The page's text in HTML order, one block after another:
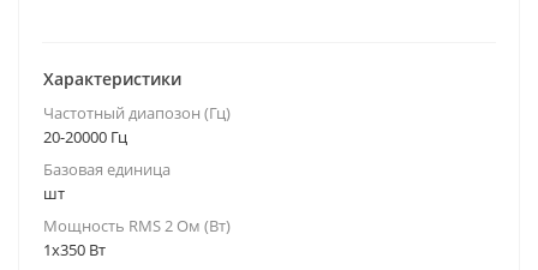
Характеристики
Частотный диапозон (Гц)
20-20000 Гц
Базовая единица
шт
Мощность RMS 2 Ом (Вт)
1х350 Вт